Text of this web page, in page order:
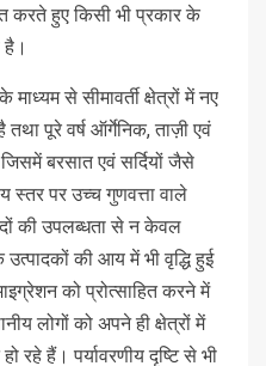
करते हुए किसी भी प्रकार के
है।
से सीमावर्ती क्षेत्रों में नए
पूरे वर्ष ऑर्गेनिक, ताज़ी एवं
बरसात एवं सर्दियों जैसे
स्तर पर उच्च गुणवत्ता वाले
की उपलब्धता से न केवल
की आय में भी वृद्धि हुई
को प्रोत्साहित करने में
लोगों को अपने ही क्षेत्रों में
रहे हैं। पर्यावरणीय दृष्टि से भी